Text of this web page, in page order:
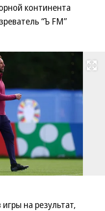
континента
“Ъ FM”
Развернуть
на результат,